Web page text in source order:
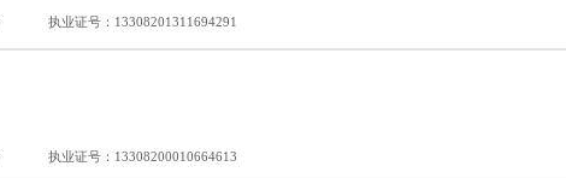
执业证号：13308201311694291
执业证号：13308200010664613